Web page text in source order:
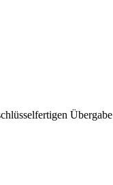
Übergabe